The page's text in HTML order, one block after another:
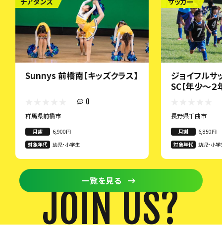
Sunnys 前橋南【キッズクラス】
0
群馬県前橋市
月謝
6,900円
対象年代
幼児・小学生
ジョイフルサ
SC【年少～２
長野県千曲市
月謝
6,850円
対象年代
幼児・小
一覧を見る
JOIN US?